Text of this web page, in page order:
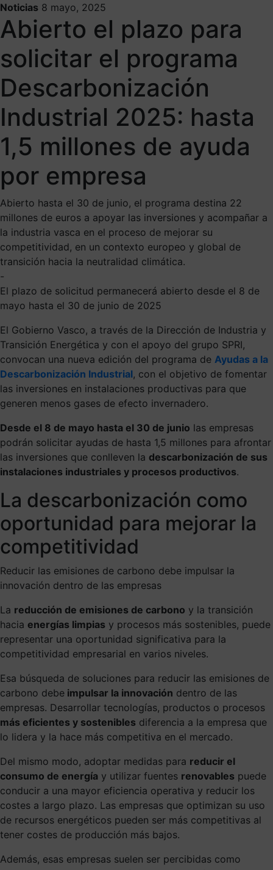
Noticias 8 mayo, 2025
Abierto el plazo para
solicitar el programa
Descarbonización
Industrial 2025: hasta
1,5 millones de ayuda
por empresa
Abierto hasta el 30 de junio, el programa destina 22
millones de euros a apoyar las inversiones y acompañar a
la industria vasca en el proceso de mejorar su
competitividad, en un contexto europeo y global de
transición hacia la neutralidad climática.
-
El plazo de solicitud permanecerá abierto desde el 8 de
mayo hasta el 30 de junio de 2025
El Gobierno Vasco, a través de la Dirección de Industria y
Transición Energética y con el apoyo del grupo SPRI,
convocan una nueva edición del programa de Ayudas a la
Descarbonización Industrial, con el objetivo de fomentar
las inversiones en instalaciones productivas para que
generen menos gases de efecto invernadero.
Desde el 8 de mayo hasta el 30 de junio las empresas
podrán solicitar ayudas de hasta 1,5 millones para afrontar
las inversiones que conlleven la descarbonización de sus
instalaciones industriales y procesos productivos.
La descarbonización como
oportunidad para mejorar la
competitividad
Reducir las emisiones de carbono debe impulsar la
innovación dentro de las empresas
La reducción de emisiones de carbono y la transición
hacia energías limpias y procesos más sostenibles, puede
representar una oportunidad significativa para la
competitividad empresarial en varios niveles.
Esa búsqueda de soluciones para reducir las emisiones de
carbono debe impulsar la innovación dentro de las
empresas. Desarrollar tecnologías, productos o procesos
más eficientes y sostenibles diferencia a la empresa que
lo lidera y la hace más competitiva en el mercado.
Del mismo modo, adoptar medidas para reducir el
consumo de energía y utilizar fuentes renovables puede
conducir a una mayor eficiencia operativa y reducir los
costes a largo plazo. Las empresas que optimizan su uso
de recursos energéticos pueden ser más competitivas al
tener costes de producción más bajos.
Además, esas empresas suelen ser percibidas como